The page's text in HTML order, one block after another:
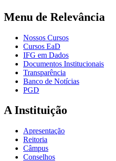
Menu de Relevância
Nossos Cursos
Cursos EaD
IFG em Dados
Documentos Institucionais
Transparência
Banco de Notícias
PGD
A Instituição
Apresentação
Reitoria
Câmpus
Conselhos